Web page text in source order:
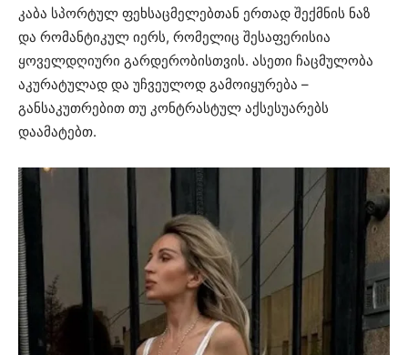
კაბა სპორტულ ფეხსაცმელებთან ერთად შექმნის ნაზ
და რომანტიკულ იერს, რომელიც შესაფერისია
ყოველდღიური გარდერობისთვის. ასეთი ჩაცმულობა
აკურატულად და უჩვეულოდ გამოიყურება –
განსაკუთრებით თუ კონტრასტულ აქსესუარებს
დაამატებთ.